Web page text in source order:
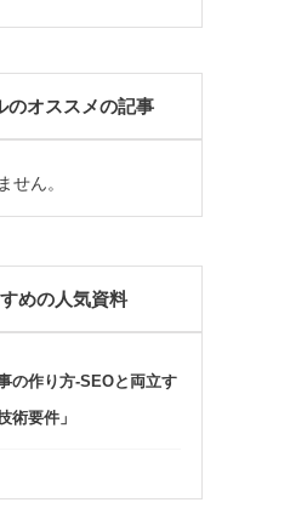
のオススメの記事
せん。
めの人気資料
の作り方-SEOと両立す
術要件」